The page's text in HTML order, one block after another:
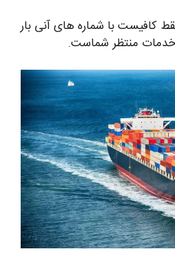
کافیست با شماره های آنی بار
خدمات منتظر شماست.